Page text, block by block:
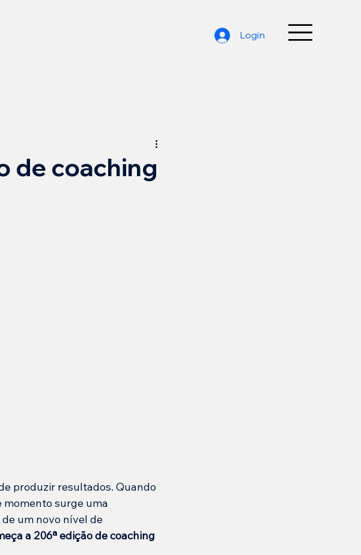
Login
de coaching
produzir resultados. Quando
momento surge uma
um novo nível de
a 206ª edição de coaching